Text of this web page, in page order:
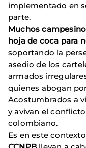
implementado en
parte.
Muchos
hoja de coca para
soportando la
asedio de los
armados
quienes abogan
Acostumbrados a
y avivan el
colombiano.
Es en este